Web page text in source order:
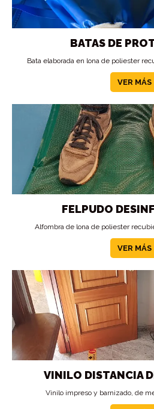
BATAS DE
Bata elaborada en lona de poliester
VER MÁS
FELPUDO
Alfombra de lona de poliester
VER MÁS
VINILO DISTANCIA
Vinilo impreso y barnizado, de